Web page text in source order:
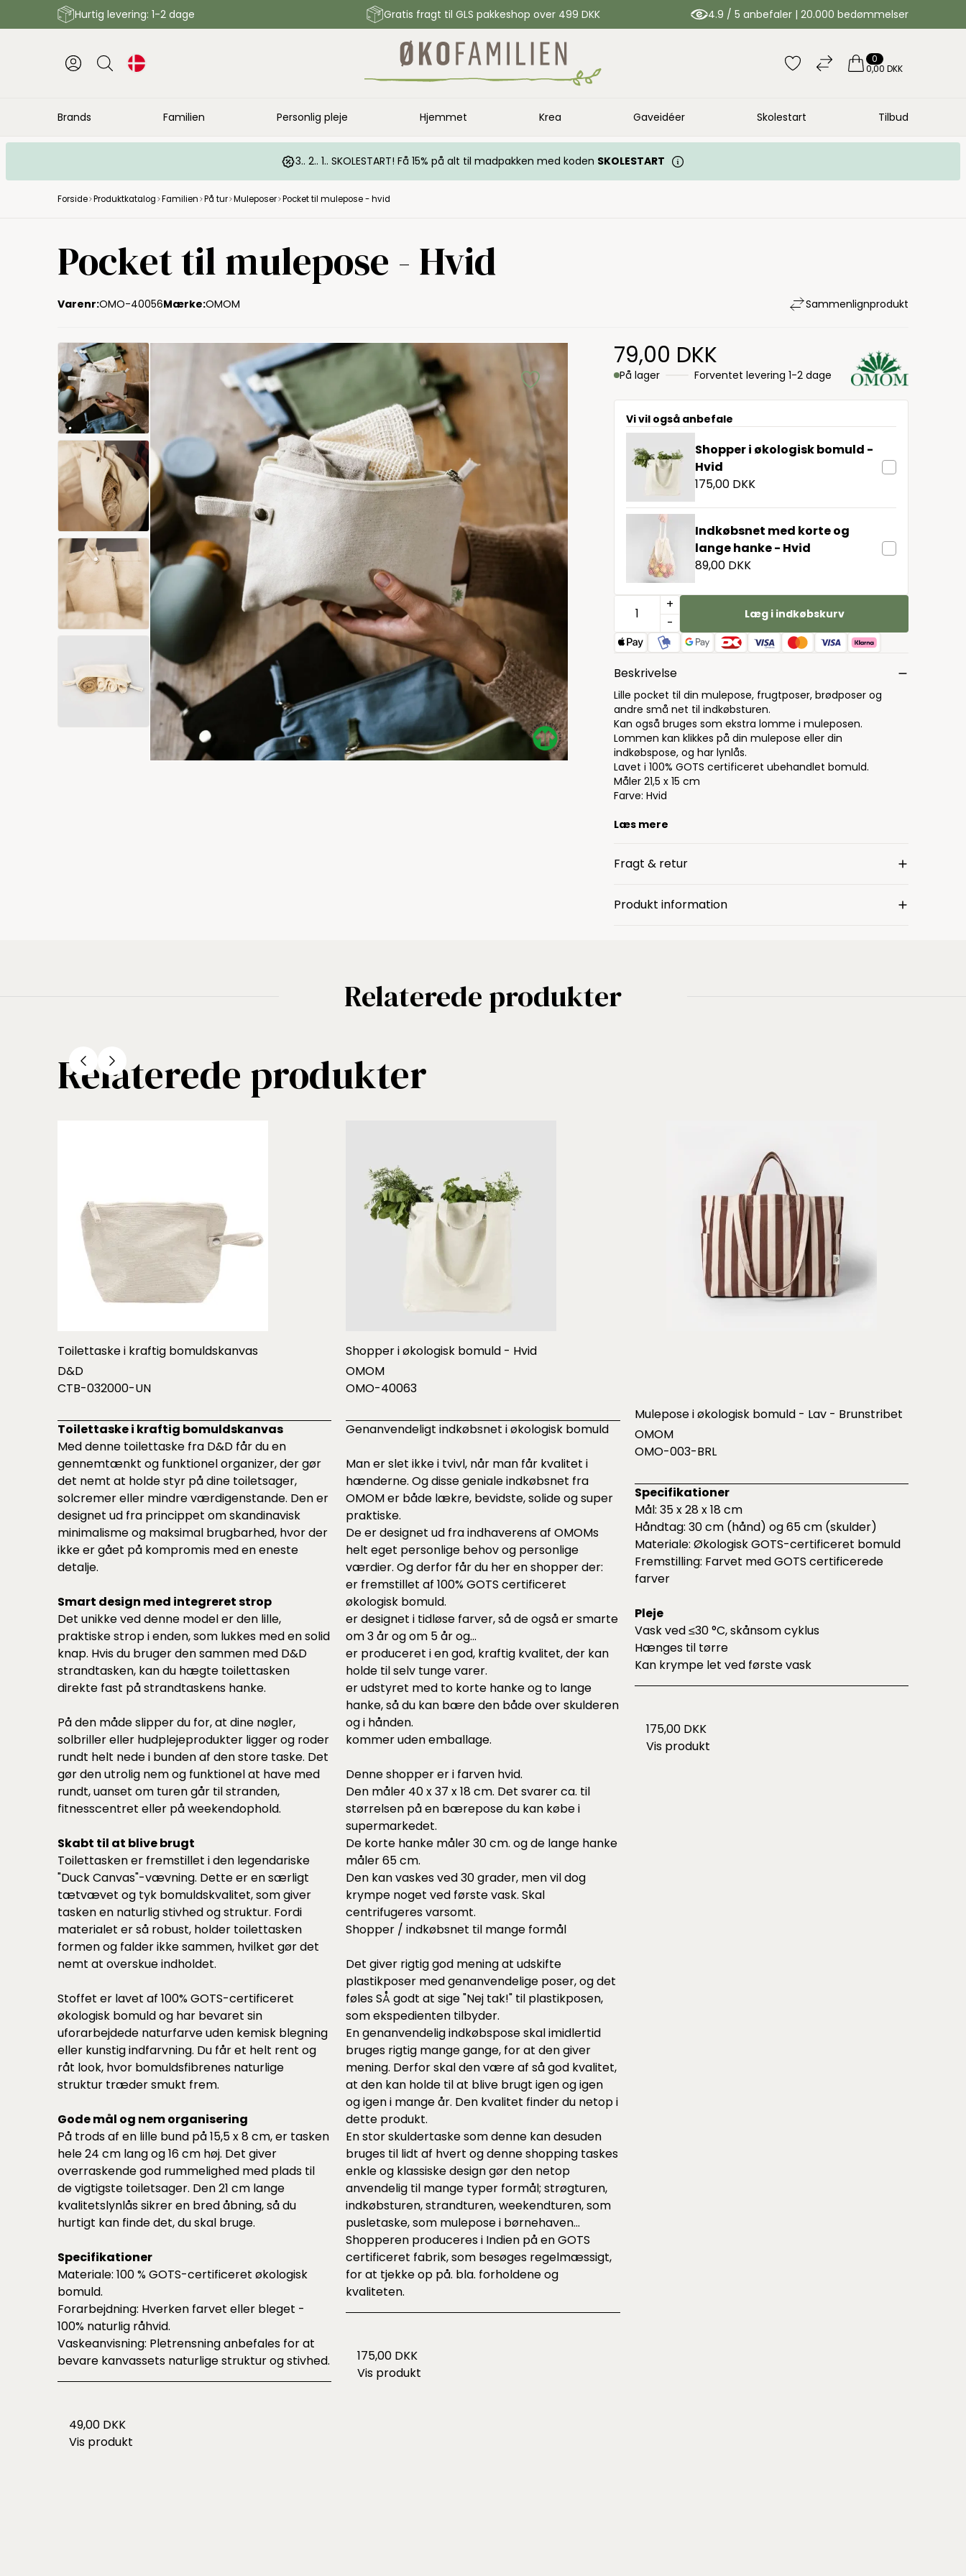
Hurtig levering: 1-2 dage Gratis fragt til GLS pakkeshop over 499 DKK 4.9 / 5 anbefaler | 20.000 bedømmelser
0
0,00 DKK
Brands Familien Personlig pleje Hjemmet Krea Gaveidéer Skolestart Tilbud
3.. 2.. 1.. SKOLESTART! Få 15% på alt til madpakken med koden SKOLESTART
Forside Produktkatalog Familien På tur Muleposer Pocket til mulepose - hvid
Pocket til mulepose - Hvid
Varenr:OMO-40056Mærke:OMOM Sammenlignprodukt
GOTS - Global Organic Textile Standard
79,00 DKK
På lager Forventet levering 1-2 dage
Vi vil også anbefale
Shopper i økologisk bomuld -
Hvid
175,00 DKK
Indkøbsnet med korte og
lange hanke - Hvid
89,00 DKK
+
-
Læg i indkøbskurv
Beskrivelse
Lille pocket til din mulepose, frugtposer, brødposer og
andre små net til indkøbsturen.
Kan også bruges som ekstra lomme i muleposen.
Lommen kan klikkes på din mulepose eller din
indkøbspose, og har lynlås.
Lavet i 100% GOTS certificeret ubehandlet bomuld.
Måler 21,5 x 15 cm
Farve: Hvid
Læs mere
Fragt & retur
Produkt information
Relaterede produkter
Relaterede produkter
Toilettaske i kraftig bomuldskanvas
D&D
CTB-032000-UN
Toilettaske i kraftig bomuldskanvas
Med denne toilettaske fra D&D får du en
gennemtænkt og funktionel organizer, der gør
det nemt at holde styr på dine toiletsager,
solcremer eller mindre værdigenstande. Den er
designet ud fra princippet om skandinavisk
minimalisme og maksimal brugbarhed, hvor der
ikke er gået på kompromis med en eneste
detalje.
Smart design med integreret strop
Det unikke ved denne model er den lille,
praktiske strop i enden, som lukkes med en solid
knap. Hvis du bruger den sammen med D&D
strandtasken, kan du hægte toilettasken
direkte fast på strandtaskens hanke.
På den måde slipper du for, at dine nøgler,
solbriller eller hudplejeprodukter ligger og roder
rundt helt nede i bunden af den store taske. Det
gør den utrolig nem og funktionel at have med
rundt, uanset om turen går til stranden,
fitnesscentret eller på weekendophold.
Skabt til at blive brugt
Toilettasken er fremstillet i den legendariske
"Duck Canvas"-vævning. Dette er en særligt
tætvævet og tyk bomuldskvalitet, som giver
tasken en naturlig stivhed og struktur. Fordi
materialet er så robust, holder toilettasken
formen og falder ikke sammen, hvilket gør det
nemt at overskue indholdet.
Stoffet er lavet af 100% GOTS-certificeret
økologisk bomuld og har bevaret sin
uforarbejdede naturfarve uden kemisk blegning
eller kunstig indfarvning. Du får et helt rent og
råt look, hvor bomuldsfibrenes naturlige
struktur træder smukt frem.
Gode mål og nem organisering
På trods af en lille bund på 15,5 x 8 cm, er tasken
hele 24 cm lang og 16 cm høj. Det giver
overraskende god rummelighed med plads til
de vigtigste toiletsager. Den 21 cm lange
kvalitetslynlås sikrer en bred åbning, så du
hurtigt kan finde det, du skal bruge.
Specifikationer
Materiale: 100 % GOTS-certificeret økologisk
bomuld.
Forarbejdning: Hverken farvet eller bleget -
100% naturlig råhvid.
Vaskeanvisning: Pletrensning anbefales for at
bevare kanvassets naturlige struktur og stivhed.
49,00 DKK
Vis produkt
Shopper i økologisk bomuld - Hvid
OMOM
OMO-40063
Genanvendeligt indkøbsnet i økologisk bomuld
Man er slet ikke i tvivl, når man får kvalitet i
hænderne. Og disse geniale indkøbsnet fra
OMOM er både lækre, bevidste, solide og super
praktiske.
De er designet ud fra indhaverens af OMOMs
helt eget personlige behov og personlige
værdier. Og derfor får du her en shopper der:
er fremstillet af 100% GOTS certificeret
økologisk bomuld.
er designet i tidløse farver, så de også er smarte
om 3 år og om 5 år og...
er produceret i en god, kraftig kvalitet, der kan
holde til selv tunge varer.
er udstyret med to korte hanke og to lange
hanke, så du kan bære den både over skulderen
og i hånden.
kommer uden emballage.
Denne shopper er i farven hvid.
Den måler 40 x 37 x 18 cm. Det svarer ca. til
størrelsen på en bærepose du kan købe i
supermarkedet.
De korte hanke måler 30 cm. og de lange hanke
måler 65 cm.
Den kan vaskes ved 30 grader, men vil dog
krympe noget ved første vask. Skal
centrifugeres varsomt.
Shopper / indkøbsnet til mange formål
Det giver rigtig god mening at udskifte
plastikposer med genanvendelige poser, og det
føles SÅ godt at sige "Nej tak!" til plastikposen,
som ekspedienten tilbyder.
En genanvendelig indkøbspose skal imidlertid
bruges rigtig mange gange, for at den giver
mening. Derfor skal den være af så god kvalitet,
at den kan holde til at blive brugt igen og igen
og igen i mange år. Den kvalitet finder du netop i
dette produkt.
En stor skuldertaske som denne kan desuden
bruges til lidt af hvert og denne shopping taskes
enkle og klassiske design gør den netop
anvendelig til mange typer formål; strøgturen,
indkøbsturen, strandturen, weekendturen, som
pusletaske, som mulepose i børnehaven...
Shopperen produceres i Indien på en GOTS
certificeret fabrik, som besøges regelmæssigt,
for at tjekke op på. bla. forholdene og
kvaliteten.
175,00 DKK
Vis produkt
Mulepose i økologisk bomuld - Lav - Brunstribet
OMOM
OMO-003-BRL
Specifikationer
Mål: 35 x 28 x 18 cm
Håndtag: 30 cm (hånd) og 65 cm (skulder)
Materiale: Økologisk GOTS-certificeret bomuld
Fremstilling: Farvet med GOTS certificerede
farver
Pleje
Vask ved ≤30 °C, skånsom cyklus
Hænges til tørre
Kan krympe let ved første vask
175,00 DKK
Vis produkt